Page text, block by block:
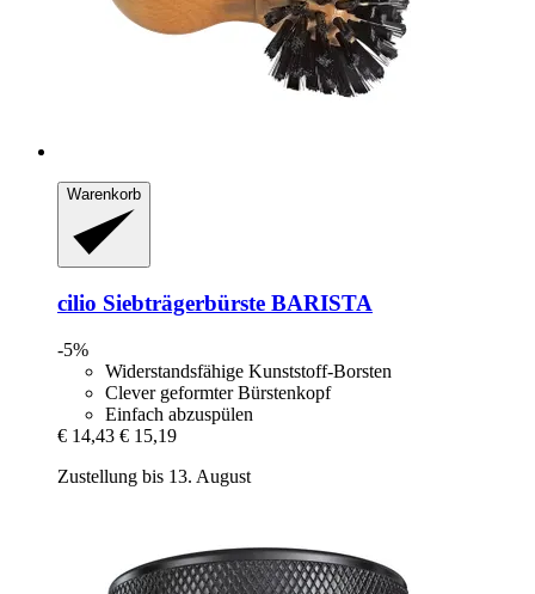
Warenkorb
cilio Siebträgerbürste BARISTA
-5%
Widerstandsfähige Kunststoff-Borsten
Clever geformter Bürstenkopf
Einfach abzuspülen
€ 14,43 € 15,19
Zustellung bis 13. August